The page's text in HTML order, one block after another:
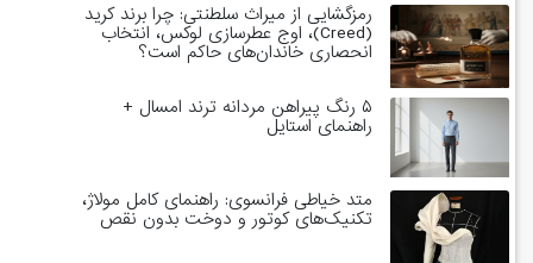
رمزگشایی از میراث سلطنتی: چرا برند کرید
(Creed)، اوج عطرسازی لوکس، انتخاب
انحصاری خاندان‌های حاکم است؟
۵ رنگ پیراهن مردانه ترند امسال +
راهنمای استایل
متد خیاطی فرانسوی: راهنمای کامل مولاژ،
تکنیک‌های کوتور و دوخت بدون نقص